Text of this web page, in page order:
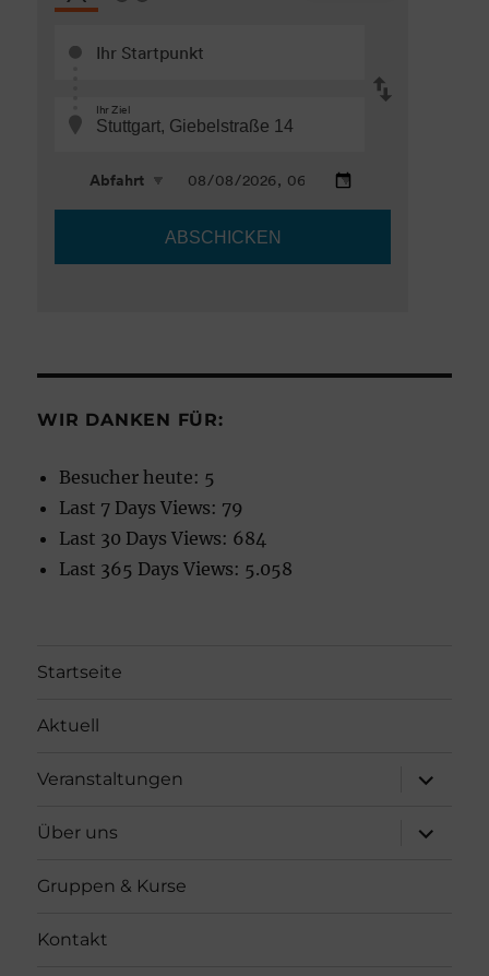
WIR DANKEN FÜR:
Besucher heute: 5
Last 7 Days Views: 79
Last 30 Days Views: 684
Last 365 Days Views: 5.058
Startseite
Aktuell
Veranstaltungen
öffnen
Über uns
öffnen
Gruppen & Kurse
Kontakt